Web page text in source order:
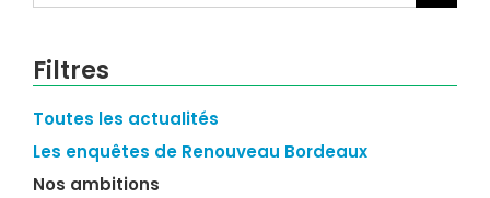
Filtres
Toutes les actualités
Les enquêtes de Renouveau Bordeaux
Nos ambitions